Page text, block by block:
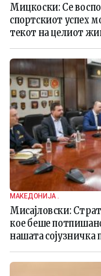
Мицкоски: Се
спортскиот успех
текот на целиот
МАКЕДОНИЈА .
Мисајловски:
кое беше
нашата сојузничка